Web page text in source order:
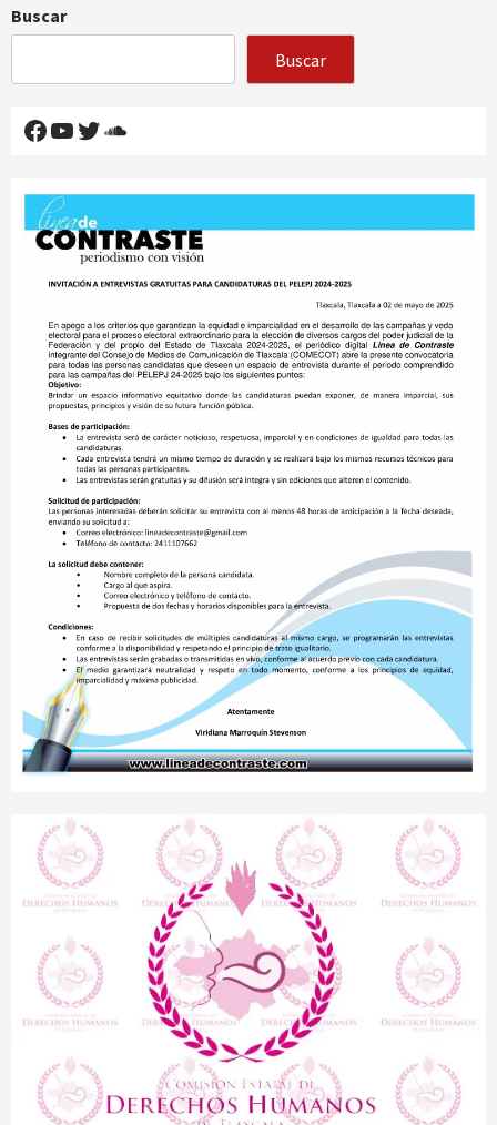
Buscar
Buscar
Facebook
YouTube
Twitter
SoundCloud